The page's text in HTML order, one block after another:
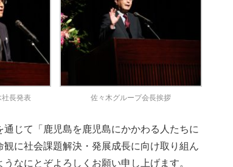
長発表 佐々木グループ会長挨拶
じて「鹿児島を鹿児島にかかわる人たちに
に社会課題解決・発展成長に向け取り組ん
なにとぞよろしくお願い申し上げます。